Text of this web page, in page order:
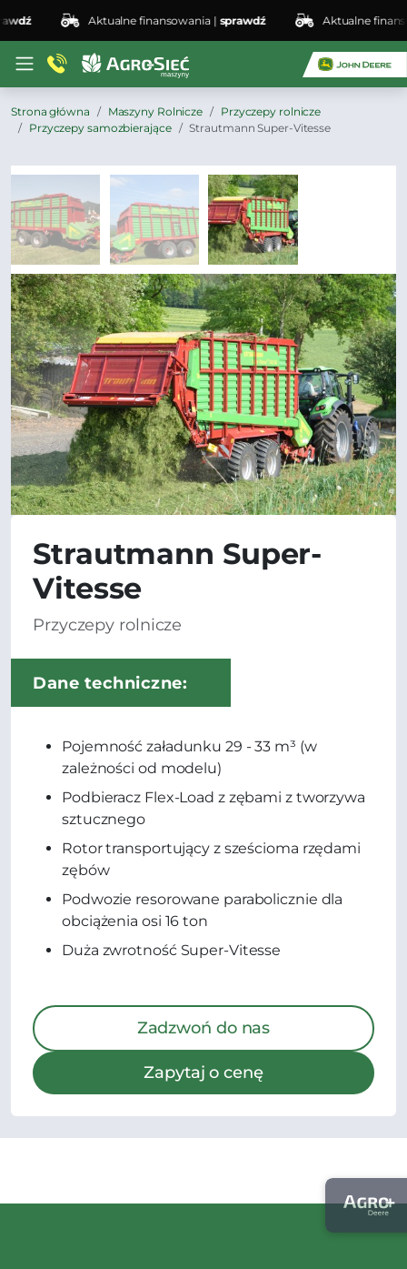
Aktualne finansowania |sprawdź Aktualne
Strona główna Maszyny Rolnicze
Przyczepy rolnicze
Przyczepy samozbierające
Strautmann Super-Vitesse
Strautmann Super-
Vitesse
Przyczepy rolnicze
Dane techniczne:
Pojemność załadunku 29 - 33 m³ (w
zależności od modelu)
Podbieracz Flex-Load z zębami z tworzywa
sztucznego
Rotor transportujący z sześcioma rzędami
zębów
Podwozie resorowane parabolicznie dla
obciążenia osi 16 ton
Duża zwrotność Super-Vitesse
Zadzwoń do nas
Zapytaj o cenę